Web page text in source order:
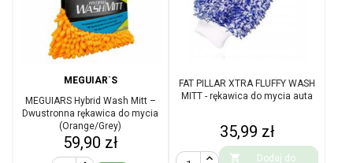
MEGUIAR`S
MEGUIARS Hybrid Wash Mitt –
Dwustronna rękawica do mycia
(Orange/Grey)
Cena
59,90 zł
FAT PILLAR XTRA FLUFFY WASH
MITT - rękawica do mycia auta
Cena
35,99 zł

Dodaj do